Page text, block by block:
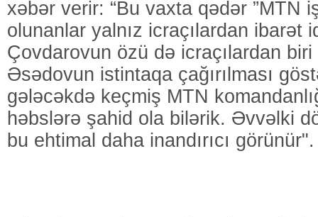
xəbər verir: “Bu vaxta qədər ”MTN
olunanlar yalnız icraçılardan ibarət
Çovdarovun özü də icraçılardan
Əsədovun istintaqa çağırılması
gələcəkdə keçmiş MTN
həbslərə şahid ola bilərik. Əvvəlki
bu ehtimal daha inandırıcı görünür".